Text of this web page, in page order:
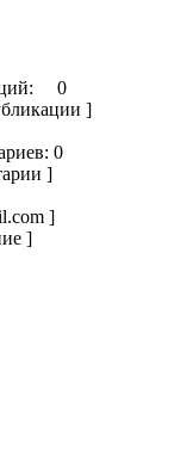
0
]
0
]
]
]